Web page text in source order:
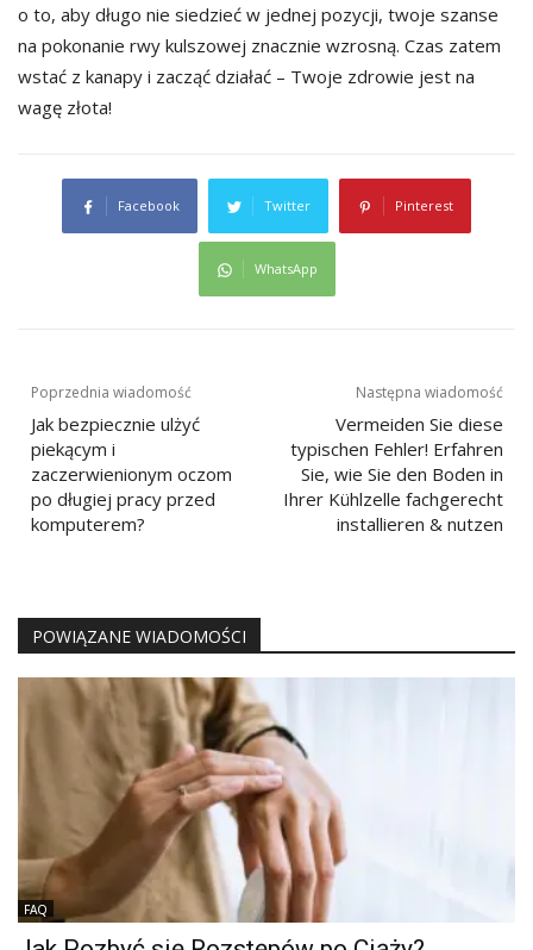
o to, aby długo nie siedzieć w jednej pozycji, twoje szanse
na pokonanie rwy kulszowej znacznie wzrosną. Czas zatem
wstać z kanapy i zacząć działać – Twoje zdrowie jest na
wagę złota!
Facebook Twitter Pinterest
WhatsApp
Nawigacja
wpisu
Poprzednia wiadomość
Jak bezpiecznie ulżyć
piekącym i
zaczerwienionym oczom
po długiej pracy przed
komputerem?
Następna wiadomość
Vermeiden Sie diese
typischen Fehler! Erfahren
Sie, wie Sie den Boden in
Ihrer Kühlzelle fachgerecht
installieren & nutzen
POWIĄZANE WIADOMOŚCI
FAQ